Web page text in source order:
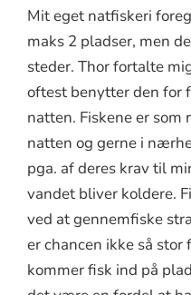
Mit eget natfiskeri
maks 2 pladser, men
steder. Thor fortalte
oftest benytter den for
natten. Fiskene er
natten og gerne i
pga. af deres krav til
vandet bliver koldere.
ved at gennemfiske
er chancen ikke så stor
kommer fisk ind på